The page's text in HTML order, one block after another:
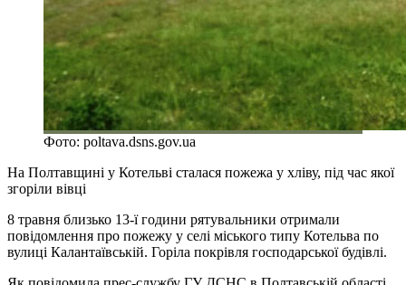
Фото: poltava.dsns.gov.ua
На Полтавщині у Котельві сталася пожежа у хліву, під час якої
згоріли вівці
8 травня близько 13-ї години рятувальники отримали
повідомлення про пожежу у селі міського типу Котельва по
вулиці Калантаївській. Горіла покрівля господарської будівлі.